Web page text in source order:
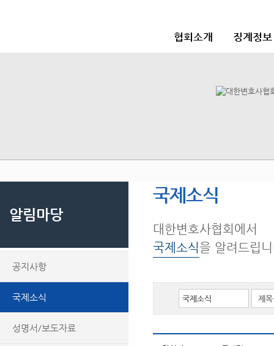
협회소개 징계정
알림마당
공지사항
국제소식
성명서/보도자료
국제소식
대한변호사협회에서
국제소식을 알려드립